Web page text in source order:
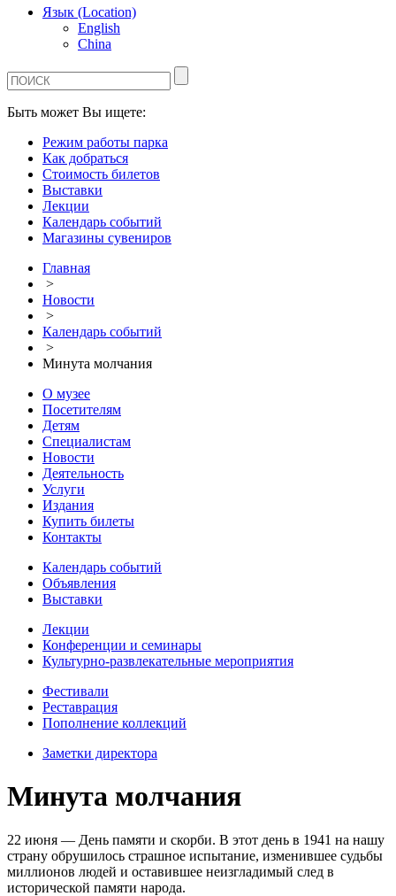
Язык (Location)
English
China
Быть может Вы ищете:
Режим работы парка
Как добраться
Стоимость билетов
Выставки
Лекции
Календарь событий
Магазины сувениров
Главная
>
Новости
>
Календарь событий
>
Минута молчания
О музее
Посетителям
Детям
Специалистам
Новости
Деятельность
Услуги
Издания
Купить билеты
Контакты
Календарь событий
Объявления
Выставки
Лекции
Конференции и семинары
Культурно-развлекательные мероприятия
Фестивали
Реставрация
Пополнение коллекций
Заметки директора
Минута молчания
22 июня — День памяти и скорби. В этот день в 1941 на нашу
страну обрушилось страшное испытание, изменившее судьбы
миллионов людей и оставившее неизгладимый след в
исторической памяти народа.